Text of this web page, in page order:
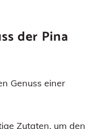
der Pina
Genuss einer
Zutaten, um den